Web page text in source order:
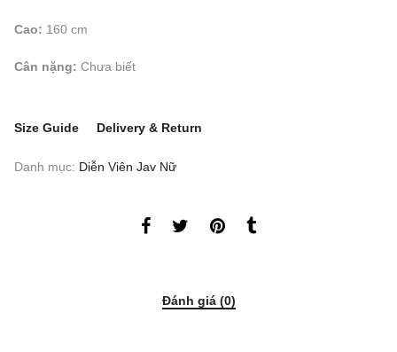
Cao: 160 cm
Cân nặng: Chưa biết
Size Guide Delivery & Return
Danh mục: Diễn Viên Jav Nữ
Đánh giá (0)